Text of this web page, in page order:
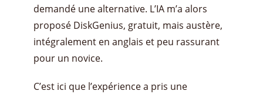
demandé une alternative. L’IA m’a alors
proposé DiskGenius, gratuit, mais austère,
intégralement en anglais et peu rassurant
pour un novice.
C’est ici que l’expérience a pris une